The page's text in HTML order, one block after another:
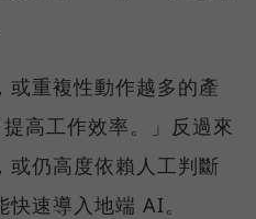
或重複性動作越多的產
高工作效率。」反過來
或仍高度依賴人工判斷
速導入地端 AI。